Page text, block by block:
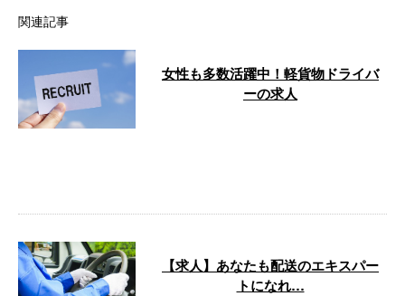
関連記事
女性も多数活躍中！軽貨物ドライバ
ーの求人
【求人】あなたも配送のエキスパー
トになれ…